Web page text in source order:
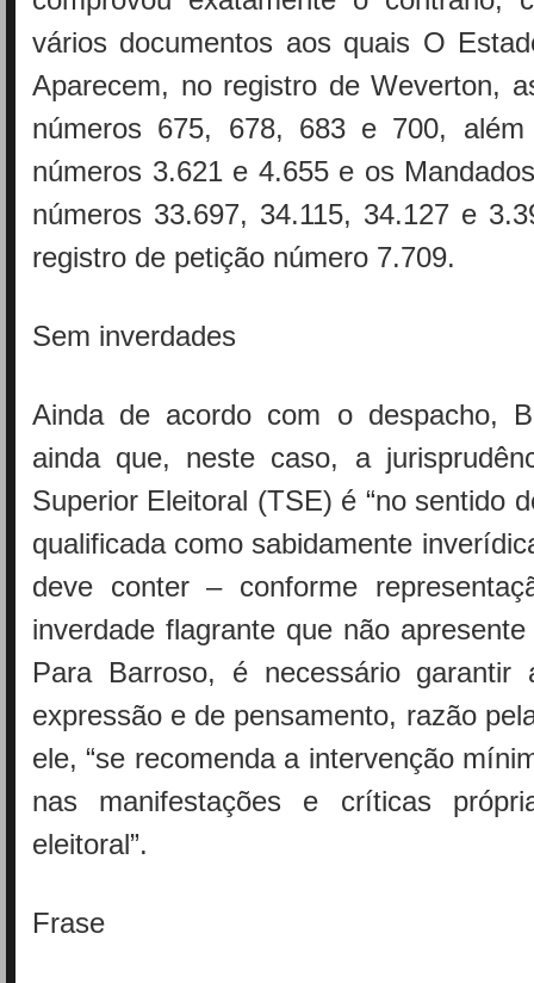
vários documentos aos quais O
Aparecem, no registro de Weverton,
números 675, 678, 683 e 700, além
números 3.621 e 4.655 e os
números 33.697, 34.115, 34.127 e
registro de petição número 7.709.
Sem inverdades
Ainda de acordo com o despacho,
ainda que, neste caso, a
Superior Eleitoral (TSE) é “no sentido
qualificada como sabidamente
deve conter – conforme
inverdade flagrante que não apresente
Para Barroso, é necessário garantir
expressão e de pensamento, razão
ele, “se recomenda a intervenção
nas manifestações e críticas
eleitoral”.
Frase